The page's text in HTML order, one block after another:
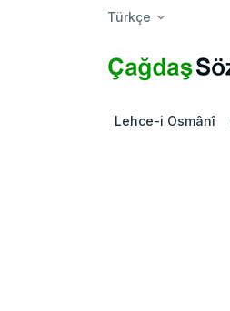
Türkçe
Lehce-i Osmânî